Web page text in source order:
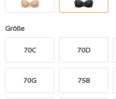
Größe
70C 70D
70G 75B